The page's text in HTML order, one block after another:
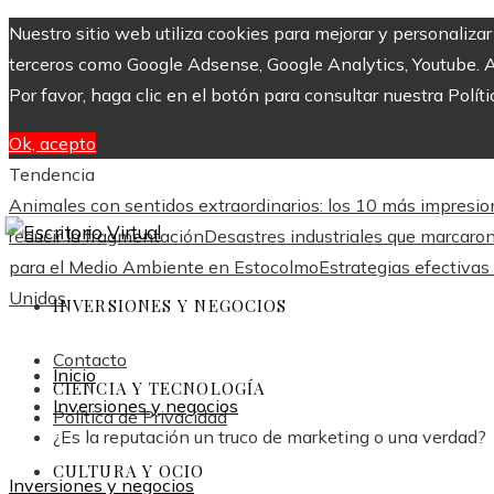
Nuestro sitio web utiliza cookies para mejorar y
terceros como Google Adsense, Google Analytics,
Por favor, haga clic en el botón para consultar nuestra
Ok, acepto
Tendencia
Animales con sentidos extraordinarios: los 10 más
reducir la fragmentaciónDesastres industriales que
para el Medio Ambiente en EstocolmoEstrategias
Unidos
Contacto
Política de Privacidad
INVERSIONES Y NEGOCIOS
CIENCIA Y TECNOLOGÍA
CULTURA Y OCIO
Inicio
Inversiones y negocios
¿Es la reputación un truco de marketing o una verdad?
Inversiones y negocios